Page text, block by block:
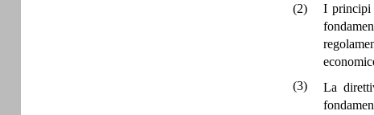
(2)
I principi
(3)
La